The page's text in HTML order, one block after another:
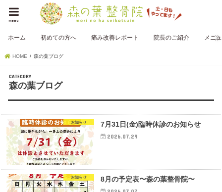
menu
ホーム 初めての方へ 痛み改善レポート 院長のご紹介 メニ
HOME 森の葉ブログ
森の葉ブログ
お知らせ 7月31日(金)臨時休診のお知らせ
2026.07.29
お知らせ 8月の予定表〜森の葉整骨院〜